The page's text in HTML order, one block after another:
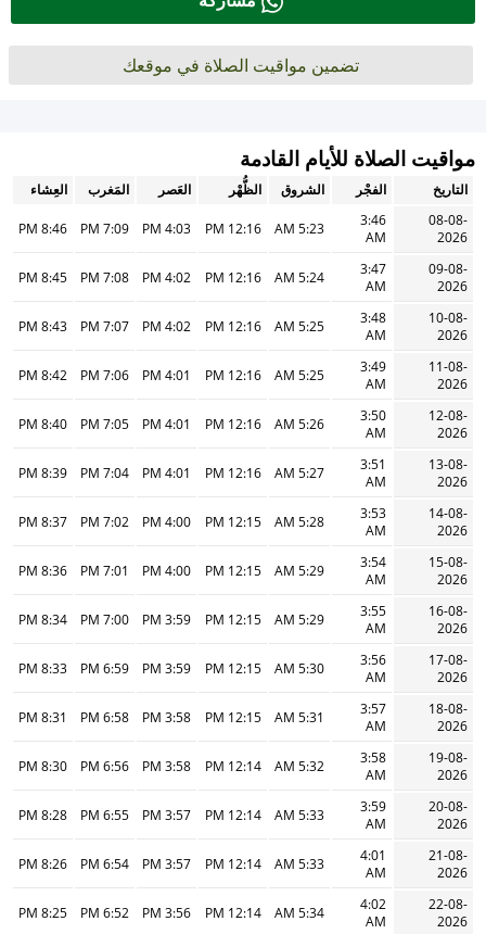
تضمين مواقيت الصلاة في موقعك
مواقيت الصلاة للأيام القادمة
التاريخ الفجْر الشروق الظُّهْر العَصر المَغرب
العِشاء
08-08-
2026
3:46
AM
5:23 AM
12:16 PM
4:03 PM
7:09 PM
8:46 PM
09-08-
2026
3:47
AM
5:24 AM
12:16 PM
4:02 PM
7:08 PM
8:45 PM
10-08-
2026
3:48
AM
5:25 AM
12:16 PM
4:02 PM
7:07 PM
8:43 PM
11-08-
2026
3:49
AM
5:25 AM
12:16 PM
4:01 PM
7:06 PM
8:42 PM
12-08-
2026
3:50
AM
5:26 AM
12:16 PM
4:01 PM
7:05 PM
8:40 PM
13-08-
2026
3:51
AM
5:27 AM
12:16 PM
4:01 PM
7:04 PM
8:39 PM
14-08-
2026
3:53
AM
5:28 AM
12:15 PM
4:00 PM
7:02 PM
8:37 PM
15-08-
2026
3:54
AM
5:29 AM
12:15 PM
4:00 PM
7:01 PM
8:36 PM
16-08-
2026
3:55
AM
5:29 AM
12:15 PM
3:59 PM
7:00 PM
8:34 PM
17-08-
2026
3:56
AM
5:30 AM
12:15 PM
3:59 PM
6:59 PM
8:33 PM
18-08-
2026
3:57
AM
5:31 AM
12:15 PM
3:58 PM
6:58 PM
8:31 PM
19-08-
2026
3:58
AM
5:32 AM
12:14 PM
3:58 PM
6:56 PM
8:30 PM
20-08-
2026
3:59
AM
5:33 AM
12:14 PM
3:57 PM
6:55 PM
8:28 PM
21-08-
2026
4:01
AM
5:33 AM
12:14 PM
3:57 PM
6:54 PM
8:26 PM
22-08-
2026
4:02
AM
5:34 AM
12:14 PM
3:56 PM
6:52 PM
8:25 PM